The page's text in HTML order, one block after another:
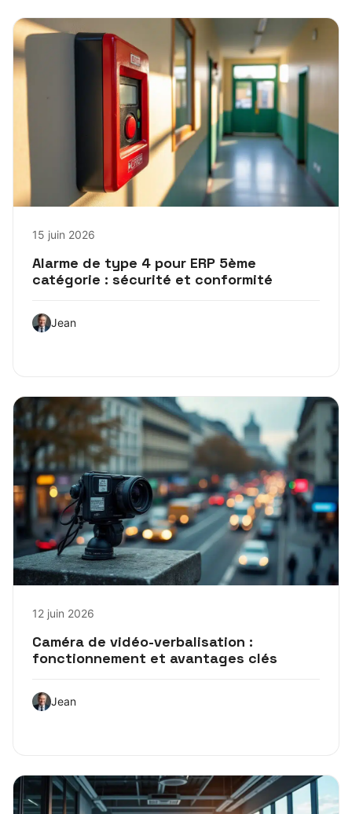
15 juin 2026
Alarme de type 4 pour ERP 5ème
catégorie : sécurité et conformité
Jean
12 juin 2026
Caméra de vidéo-verbalisation :
fonctionnement et avantages clés
Jean